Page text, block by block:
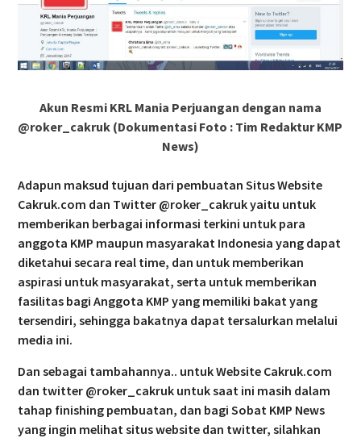
Akun Resmi KRL Mania Perjuangan dengan nama
@roker_cakruk (Dokumentasi Foto : Tim Redaktur KMP
News)
Adapun maksud tujuan dari pembuatan Situs Website
Cakruk.com dan Twitter @roker_cakruk yaitu untuk
memberikan berbagai informasi terkini untuk para
anggota KMP maupun masyarakat Indonesia yang dapat
diketahui secara real time, dan untuk memberikan
aspirasi untuk masyarakat, serta untuk memberikan
fasilitas bagi Anggota KMP yang memiliki bakat yang
tersendiri, sehingga bakatnya dapat tersalurkan melalui
media ini.
Dan sebagai tambahannya.. untuk Website Cakruk.com
dan twitter @roker_cakruk untuk saat ini masih dalam
tahap finishing pembuatan, dan bagi Sobat KMP News
yang ingin melihat situs website dan twitter, silahkan